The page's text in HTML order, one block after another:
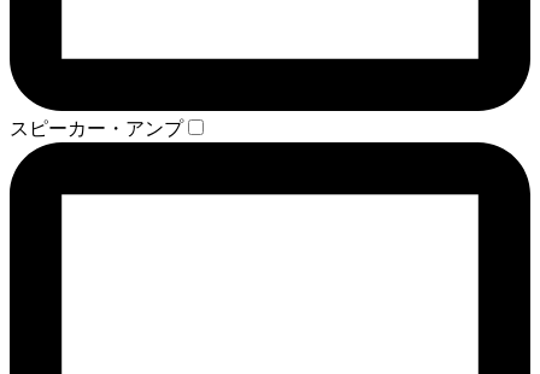
スピーカー・アンプ